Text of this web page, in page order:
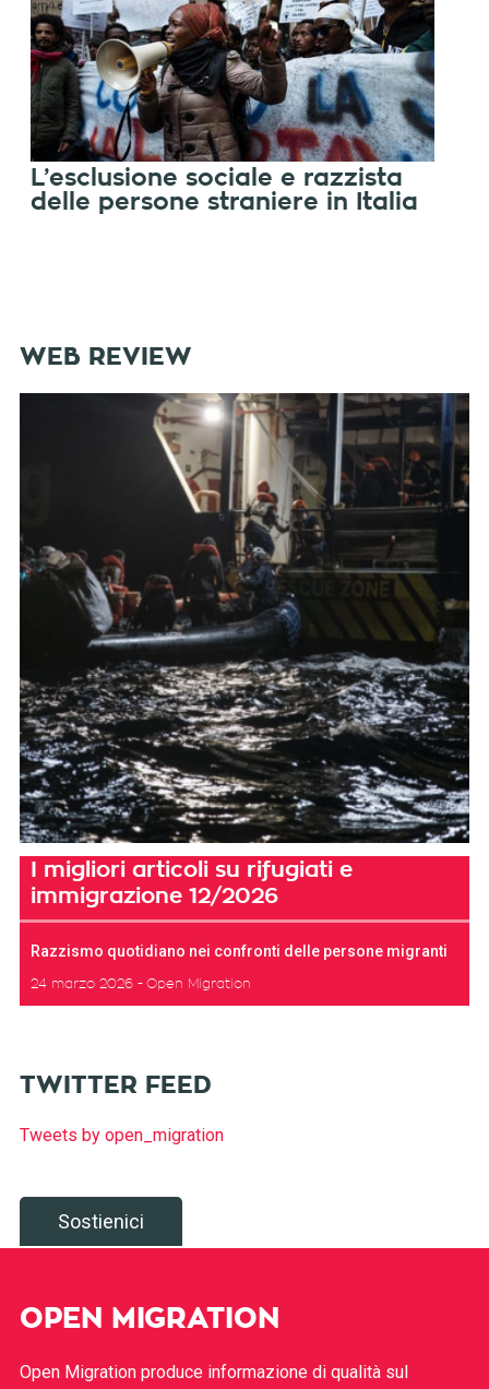
L’esclusione sociale e razzista
delle persone straniere in Italia
WEB REVIEW
I migliori articoli su rifugiati e
immigrazione 12/2026
Razzismo quotidiano nei confronti delle persone migranti
24 marzo 2026 Open Migration
TWITTER FEED
Tweets by open_migration
Sostienici
OPEN MIGRATION
Open Migration produce informazione di qualità sul